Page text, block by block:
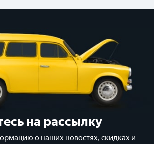
на рассылку
о наших новостях, скидках и